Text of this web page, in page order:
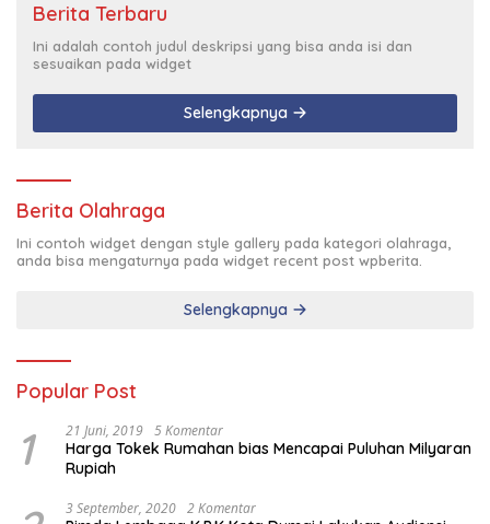
Berita Terbaru
Ini adalah contoh judul deskripsi yang bisa anda isi dan
sesuaikan pada widget
Selengkapnya
Berita Olahraga
Ini contoh widget dengan style gallery pada kategori olahraga,
anda bisa mengaturnya pada widget recent post wpberita.
Selengkapnya
Popular Post
1 21 Juni, 2019 5 Komentar
Harga Tokek Rumahan bias Mencapai Puluhan Milyaran
Rupiah
3 September, 2020 2 Komentar